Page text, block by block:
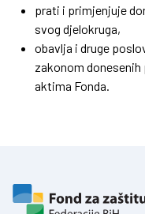
prati i primjenjuje
svog djelokruga,
obavlja i druge
zakonom
aktima Fonda.